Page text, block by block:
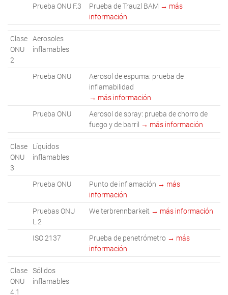
Prueba ONU F.3
Prueba de Trauzl BAM → más
información
Clase
ONU
2
Aerosoles
inflamables
Prueba ONU
Aerosol de espuma: prueba de
inflamabilidad
→ más información
Prueba ONU
Aerosol de spray: prueba de chorro de
fuego y de barril → más información
Clase
ONU
3
Líquidos
inflamables
Prueba ONU Punto de inflamación → más
información
Pruebas ONU
L.2
Weiterbrennbarkeit → más información
ISO 2137 Prueba de penetrómetro → más
información
Clase
ONU
4.1
Sólidos
inflamables